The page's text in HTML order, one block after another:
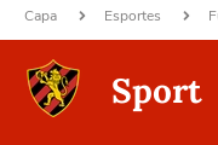
Capa Esportes
Sport